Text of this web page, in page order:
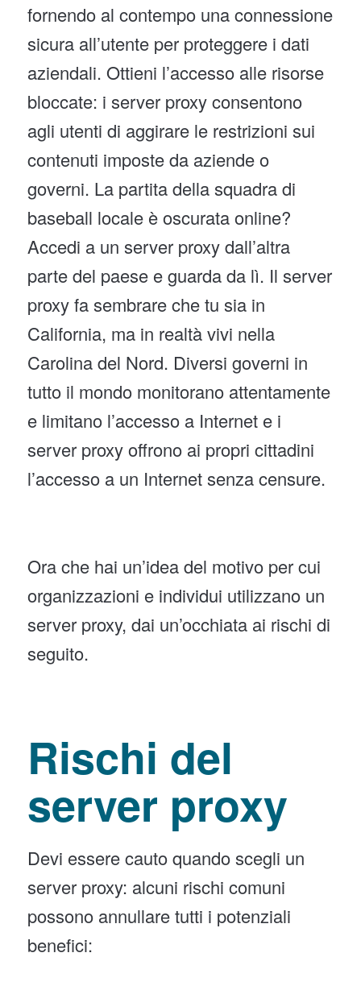
fornendo al contempo una connessione
sicura all’utente per proteggere i dati
aziendali. Ottieni l’accesso alle risorse
bloccate: i server proxy consentono
agli utenti di aggirare le restrizioni sui
contenuti imposte da aziende o
governi. La partita della squadra di
baseball locale è oscurata online?
Accedi a un server proxy dall’altra
parte del paese e guarda da lì. Il server
proxy fa sembrare che tu sia in
California, ma in realtà vivi nella
Carolina del Nord. Diversi governi in
tutto il mondo monitorano attentamente
e limitano l’accesso a Internet e i
server proxy offrono ai propri cittadini
l’accesso a un Internet senza censure.
Ora che hai un’idea del motivo per cui
organizzazioni e individui utilizzano un
server proxy, dai un’occhiata ai rischi di
seguito.
Rischi del
server proxy
Devi essere cauto quando scegli un
server proxy: alcuni rischi comuni
possono annullare tutti i potenziali
benefici: